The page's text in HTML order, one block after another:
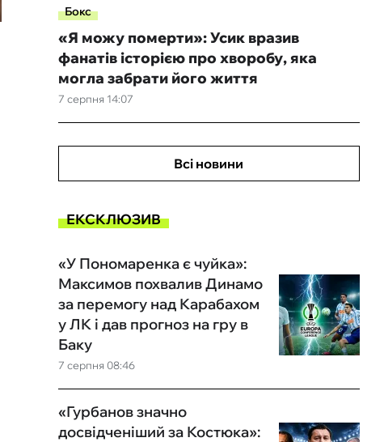
Бокс
7 серпня 14:07
«Я можу померти»: Усик вразив
фанатів історією про хворобу, яка
могла забрати його життя
Всі новини
ЕКСКЛЮЗИВ
7 серпня 08:46
«У Пономаренка є чуйка»:
Максимов похвалив Динамо
за перемогу над Карабахом
у ЛК і дав прогноз на гру в
Баку
«Гурбанов значно
досвідченіший за Костюка»: